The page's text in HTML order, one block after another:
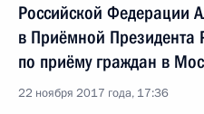
Российской Федерации
в Приёмной Президента
по приёму граждан в
22 ноября 2017 года, 17:36